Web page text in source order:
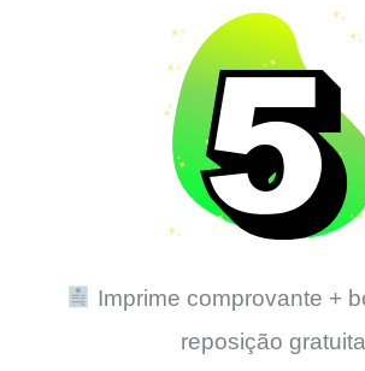
Imprime comprovante +
reposição gratuita